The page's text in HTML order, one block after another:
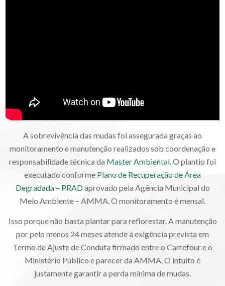
A sobrevivência das mudas foi assegurada graças ao
monitoramento e manutenção realizados sob coordenação e
responsabilidade técnica da Master Ambiental. O plantio foi
executado conforme Plano de Recuperação de Área
Degradada – PRADaprovado pela Agência Municipal do
Meio Ambiente – AMMA. O monitoramento é mensal.
Isso porque não basta plantar para reflorestar. A manutenção
por pelo menos 24 meses atende à exigência prevista em
Termo de Ajuste de Conduta firmado entre o Carrefour e o
Ministério Público e parecer da AMMA. O intuito é
justamente garantir a perda mínima de mudas.